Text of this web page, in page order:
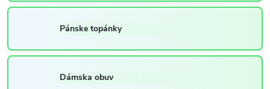
Pánske topánky
Dámska obuv